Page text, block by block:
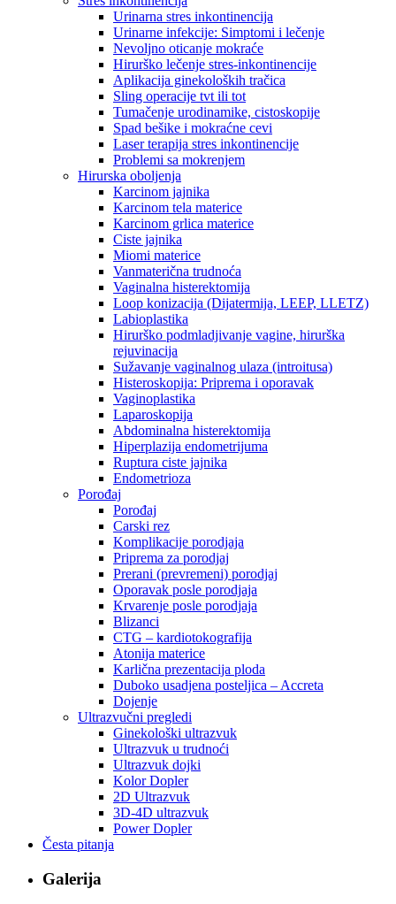
Urinarna stres inkontinencija
Urinarne infekcije: Simptomi i lečenje
Nevoljno oticanje mokraće
Hirurško lečenje stres-inkontinencije
Aplikacija ginekoloških tračica
Sling operacije tvt ili tot
Tumačenje urodinamike, cistoskopije
Spad bešike i mokraćne cevi
Laser terapija stres inkontinencije
Problemi sa mokrenjem
Hirurska oboljenja
Karcinom jajnika
Karcinom tela materice
Karcinom grlica materice
Ciste jajnika
Miomi materice
Vanmaterična trudnoća
Vaginalna histerektomija
Loop konizacija (Dijatermija, LEEP, LLETZ)
Labioplastika
Hirurško podmladjivanje vagine, hirurška
rejuvinacija
Sužavanje vaginalnog ulaza (introitusa)
Histeroskopija: Priprema i oporavak
Vaginoplastika
Laparoskopija
Abdominalna histerektomija
Hiperplazija endometrijuma
Ruptura ciste jajnika
Endometrioza
Porođaj
Porođaj
Carski rez
Komplikacije porodjaja
Priprema za porodjaj
Prerani (prevremeni) porodjaj
Oporavak posle porodjaja
Krvarenje posle porodjaja
Blizanci
CTG – kardiotokografija
Atonija materice
Karlična prezentacija ploda
Duboko usadjena posteljica – Accreta
Dojenje
Ultrazvučni pregledi
Ginekološki ultrazvuk
Ultrazvuk u trudnoći
Ultrazvuk dojki
Kolor Dopler
2D Ultrazvuk
3D-4D ultrazvuk
Power Dopler
Česta pitanja
Galerija